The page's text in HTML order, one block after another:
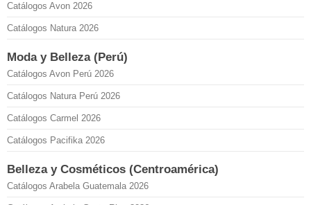
Catálogos Avon 2026
Catálogos Natura 2026
Moda y Belleza (Perú)
Catálogos Avon Perú 2026
Catálogos Natura Perú 2026
Catálogos Carmel 2026
Catálogos Pacifika 2026
Belleza y Cosméticos (Centroamérica)
Catálogos Arabela Guatemala 2026